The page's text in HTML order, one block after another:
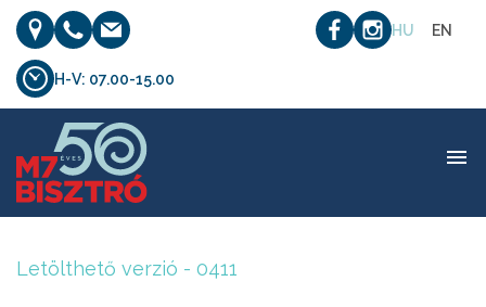
HU EN
H-V: 07.00-15.00
Letölthető verzió – 0411
Letölthető verzió - 0411